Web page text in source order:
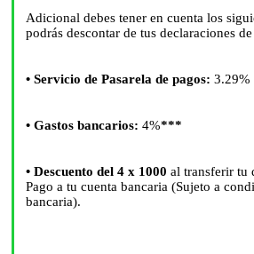
Adicional debes tener en cuenta los
podrás descontar de tus declaraciones
• Servicio de Pasarela de pagos: 3.29%
• Gastos bancarios: 4%***
• Descuento del 4 x 1000 al transferir tu
Pago a tu cuenta bancaria (Sujeto a
bancaria).